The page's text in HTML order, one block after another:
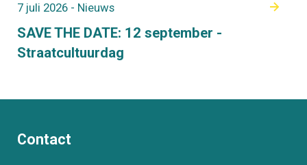
SAVE THE DATE: 12 september -
Straatcultuurdag
7 juli 2026 - Nieuws
Contact